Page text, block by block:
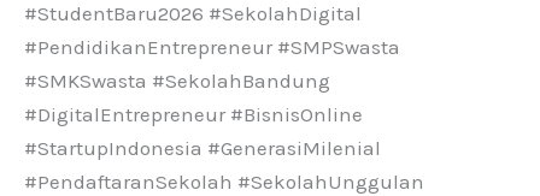
#StudentBaru2026 #SekolahDigital
#PendidikanEntrepreneur #SMPSwasta
#SMKSwasta #SekolahBandung
#DigitalEntrepreneur #BisnisOnline
#StartupIndonesia #GenerasiMilenial
#PendaftaranSekolah #SekolahUnggulan